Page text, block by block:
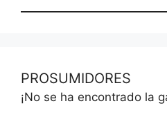
PROSUMIDORES
¡No se ha encontrado la